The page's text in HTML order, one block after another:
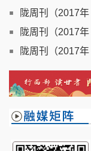
陇周刊（2017年
陇周刊（2017年
陇周刊（2017年